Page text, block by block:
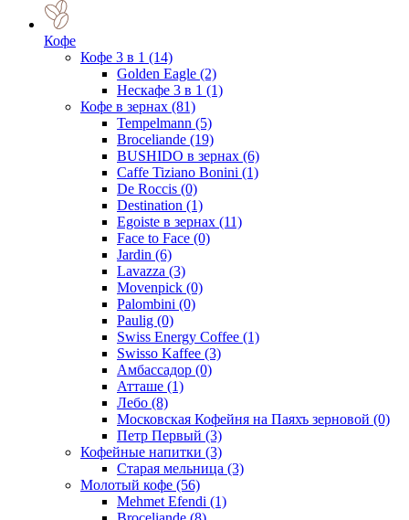
Кофе
Кофе 3 в 1 (14)
Golden Eagle (2)
Нескафе 3 в 1 (1)
Кофе в зернах (81)
Tempelmann (5)
Broceliande (19)
BUSHIDO в зернах (6)
Caffe Tiziano Bonini (1)
De Roccis (0)
Destination (1)
Egoiste в зернах (11)
Face to Face (0)
Jardin (6)
Lavazza (3)
Movenpick (0)
Palombini (0)
Paulig (0)
Swiss Energy Coffee (1)
Swisso Kaffee (3)
Амбассадор (0)
Атташе (1)
Лебо (8)
Московская Кофейня на Паяхъ зерновой (0)
Петр Первый (3)
Кофейные напитки (3)
Старая мельница (3)
Молотый кофе (56)
Mehmet Efendi (1)